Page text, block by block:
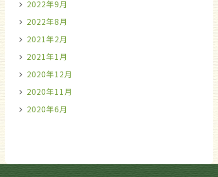
2022年9月
2022年8月
2021年2月
2021年1月
2020年12月
2020年11月
2020年6月